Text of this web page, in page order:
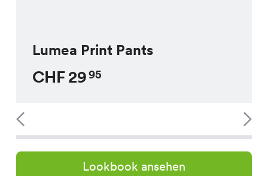
Lumea Print Pants
CHF2995
Lookbook ansehen